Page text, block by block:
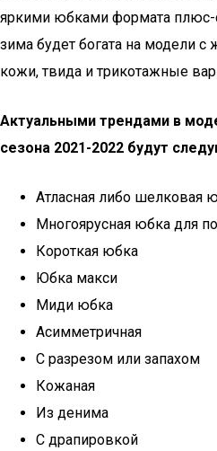
яркими юбками формата плюс-
зима будет богата на модели
кожи, твида и трикотажные
Актуальными трендами в
сезона 2021-2022 будут
Атласная либо шелковая
Многоярусная юбка для
Короткая юбка
Юбка макси
Миди юбка
Асимметричная
С разрезом или запахом
Кожаная
Из денима
С драпировкой